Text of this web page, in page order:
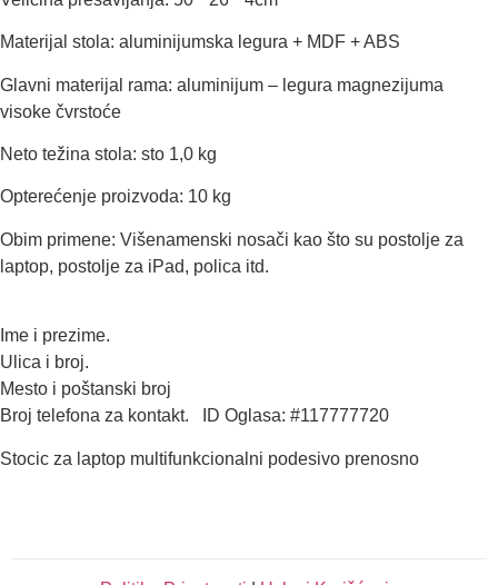
Materijal stola: aluminijumska legura + MDF + ABS
Glavni materijal rama: aluminijum – legura magnezijuma
visoke čvrstoće
Neto težina stola: sto 1,0 kg
Opterećenje proizvoda: 10 kg
Obim primene: Višenamenski nosači kao što su postolje za
laptop, postolje za iPad, polica itd.
Ime i prezime.
Ulica i broj.
Mesto i poštanski broj
Broj telefona za kontakt. ID Oglasa: #117777720
Stocic za laptop multifunkcionalni podesivo prenosno